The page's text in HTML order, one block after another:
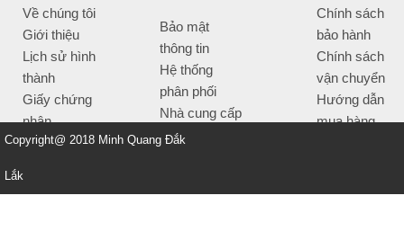
Về chúng tôi
Giới thiệu
Lịch sử hình
thành
Giấy chứng
nhận
Bảo mật
thông tin
Hệ thống
phân phối
Nhà cung cấp
Tiêu chí bán
Chính sách
bảo hành
Chính sách
vận chuyển
Hướng dẫn
mua hàng
Copyright@ 2018 Minh Quang Đắk
Lắk